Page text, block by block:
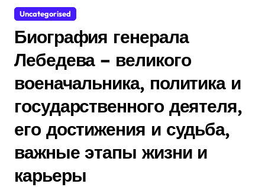
Uncategorised
Биография генерала
Лебедева – великого
военачальника, политика и
государственного деятеля,
его достижения и судьба,
важные этапы жизни и
карьеры